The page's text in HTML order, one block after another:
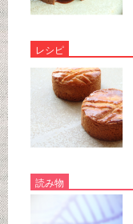
レシピ
読み物